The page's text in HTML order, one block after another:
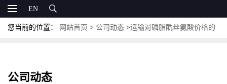
EN
您当前的位置： 网站首页 > 公司动态 >运输对磷脂酰丝氨酸价格的
公司动态